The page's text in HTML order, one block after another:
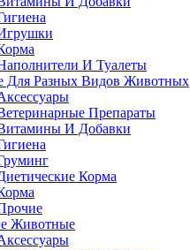
И Туалеты
Для Разных Видов Животных
Препараты
И Добавки
Корма
Животные